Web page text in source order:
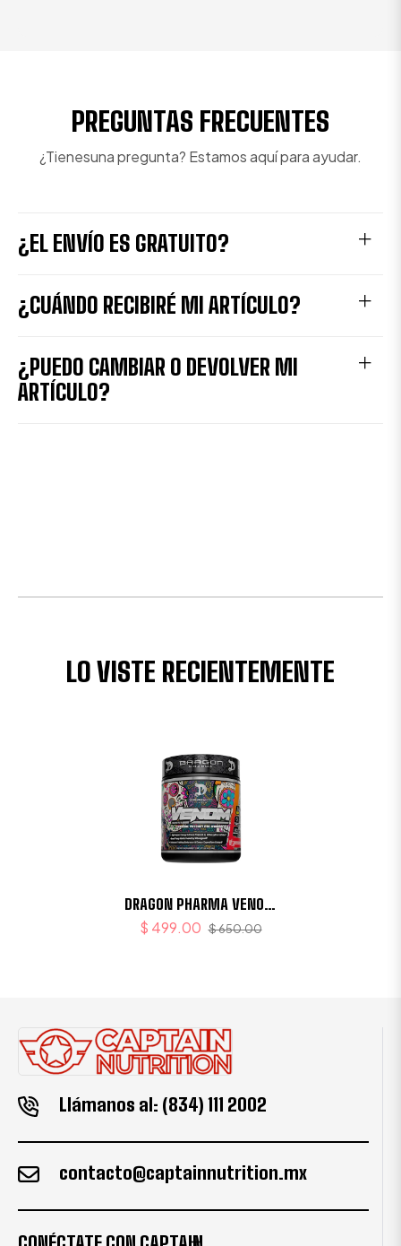
PREGUNTAS FRECUENTES
¿Tienesuna pregunta? Estamos aquí para ayudar.
¿EL ENVÍO ES GRATUITO?
¿CUÁNDO RECIBIRÉ MI ARTÍCULO?
¿PUEDO CAMBIAR O DEVOLVER MI
ARTÍCULO?
LO VISTE RECIENTEMENTE
DRAGON PHARMA VENOM
40/20 PORCIONES
$ 499.00 $ 650.00
Llámanos al: (834) 111 2002
contacto@captainnutrition.mx